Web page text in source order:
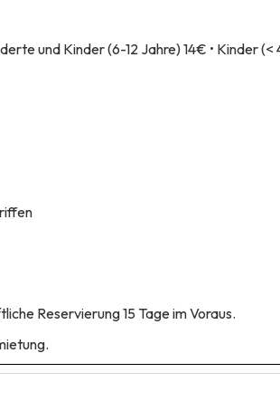
und Kinder (6-12 Jahre) 14€ • Kinder (<
Reservierung 15 Tage im Voraus.